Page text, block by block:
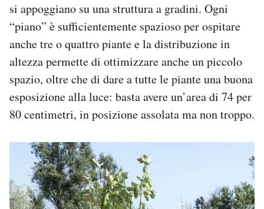
si appoggiano su una struttura a gradini. Ogni
“piano” è sufficientemente spazioso per ospitare
anche tre o quattro piante e la distribuzione in
altezza permette di ottimizzare anche un piccolo
spazio, oltre che di dare a tutte le piante una buona
esposizione alla luce: basta avere un’area di 74 per
80 centimetri, in posizione assolata ma non troppo.